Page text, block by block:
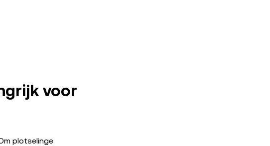
voor
plotselinge